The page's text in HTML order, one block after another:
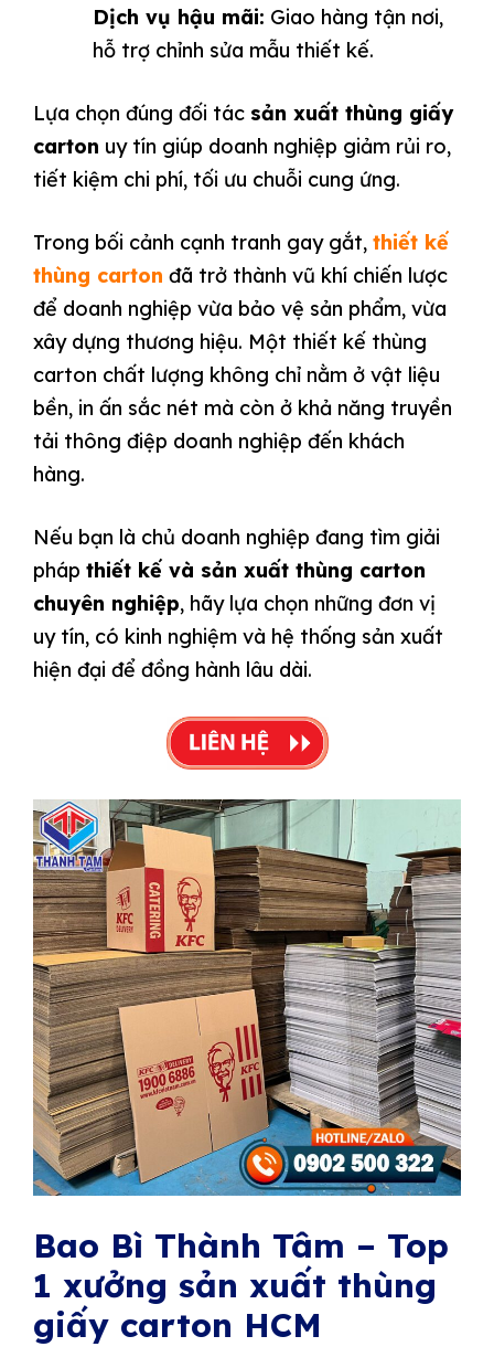
Dịch vụ hậu mãi: Giao hàng tận nơi,
hỗ trợ chỉnh sửa mẫu thiết kế.
Lựa chọn đúng đối tác sản xuất thùng giấy
carton uy tín giúp doanh nghiệp giảm rủi ro,
tiết kiệm chi phí, tối ưu chuỗi cung ứng.
Trong bối cảnh cạnh tranh gay gắt, thiết kế
thùng carton đã trở thành vũ khí chiến lược
để doanh nghiệp vừa bảo vệ sản phẩm, vừa
xây dựng thương hiệu. Một thiết kế thùng
carton chất lượng không chỉ nằm ở vật liệu
bền, in ấn sắc nét mà còn ở khả năng truyền
tải thông điệp doanh nghiệp đến khách
hàng.
Nếu bạn là chủ doanh nghiệp đang tìm giải
pháp thiết kế và sản xuất thùng carton
chuyên nghiệp, hãy lựa chọn những đơn vị
uy tín, có kinh nghiệm và hệ thống sản xuất
hiện đại để đồng hành lâu dài.
Bao Bì Thành Tâm – Top
1 xưởng sản xuất thùng
giấy carton HCM